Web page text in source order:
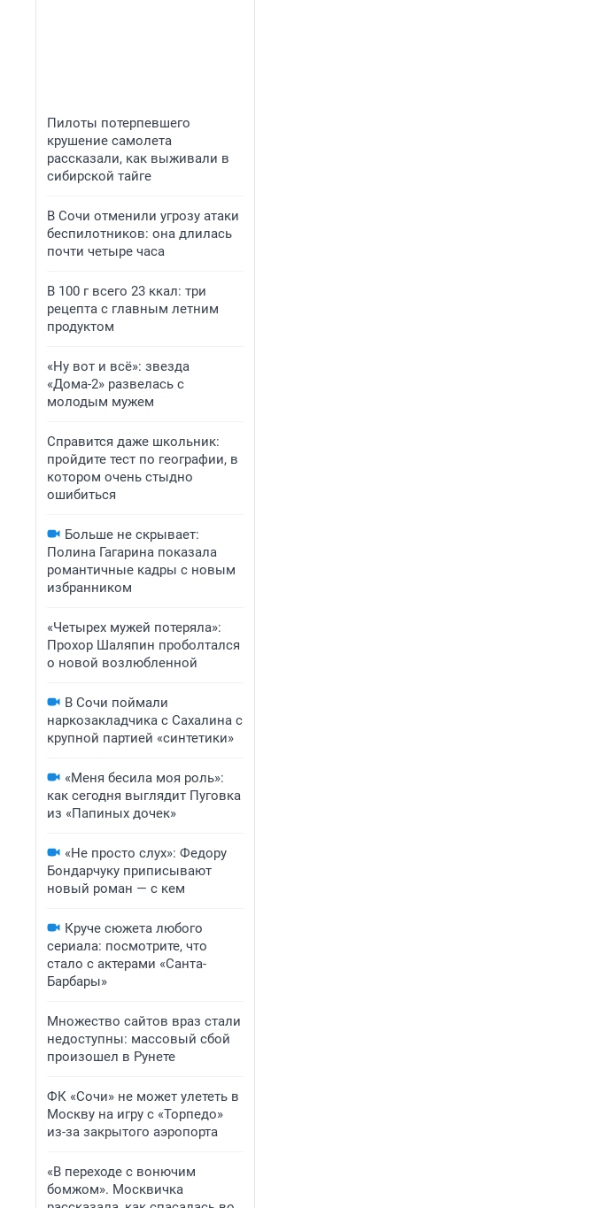
Пилоты потерпевшего
крушение самолета
рассказали, как выживали в
сибирской тайге
В Сочи отменили угрозу атаки
беспилотников: она длилась
почти четыре часа
В 100 г всего 23 ккал: три
рецепта с главным летним
продуктом
«Ну вот и всё»: звезда
«Дома-2» развелась с
молодым мужем
Справится даже школьник:
пройдите тест по географии, в
котором очень стыдно
ошибиться
Больше не скрывает:
Полина Гагарина показала
романтичные кадры с новым
избранником
«Четырех мужей потеряла»:
Прохор Шаляпин проболтался
о новой возлюбленной
В Сочи поймали
наркозакладчика с Сахалина с
крупной партией «синтетики»
«Меня бесила моя роль»:
как сегодня выглядит Пуговка
из «Папиных дочек»
«Не просто слух»: Федору
Бондарчуку приписывают
новый роман — с кем
Круче сюжета любого
сериала: посмотрите, что
стало с актерами «Санта-
Барбары»
Множество сайтов враз стали
недоступны: массовый сбой
произошел в Рунете
ФК «Сочи» не может улететь в
Москву на игру с «Торпедо»
из-за закрытого аэропорта
«В переходе с вонючим
бомжом». Москвичка